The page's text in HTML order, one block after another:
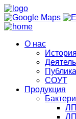
О нас
История
СОУТ
Продукция